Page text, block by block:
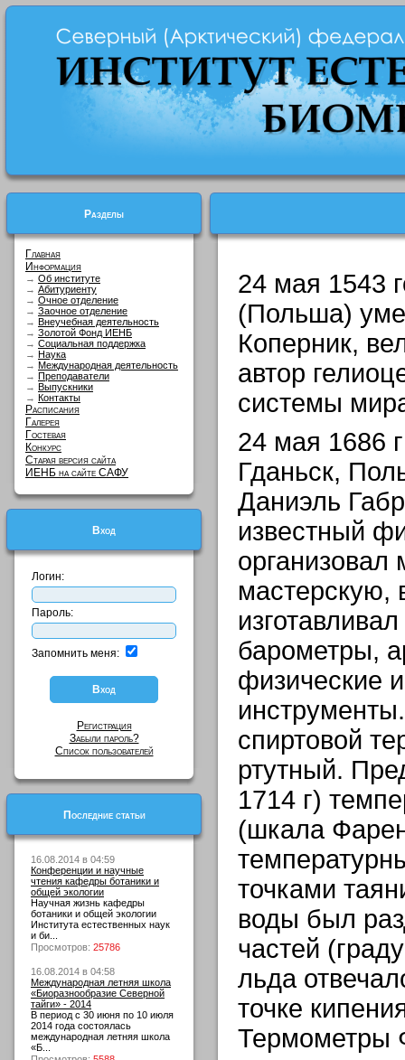
Разделы
Главная
Информация
→ Об институте
→ Абитуриенту
→ Очное отделение
→ Заочное отделение
→ Внеучебная деятельность
→ Золотой Фонд ИЕНБ
→ Социальная поддержка
→ Наука
→ Международная деятельность
→ Преподаватели
→ Выпускники
→ Контакты
Расписания
Галерея
Гостевая
Конкурс
Старая версия сайта
ИЕНБ на сайте САФУ
Вход
Логин:
Пароль:
Запомнить меня:
Регистрация
Забыли пароль?
Список пользователей
Последние статьи
16.08.2014 в 04:59
Конференции и научные
чтения кафедры ботаники и
общей экологии
Научная жизнь кафедры
ботаники и общей экологии
Института естественных наук
и би...
Просмотров: 25786
16.08.2014 в 04:58
Международная летняя школа
«Биоразнообразие Северной
тайги» - 2014
В период с 30 июня по 10 июля
2014 года состоялась
международная летняя школа
«Б...
24 мая 1543
(Польша)
Коперник,
автор
системы
24 мая 1686
Гданьск,
Даниэль
известный
организовал
мастерскую,
барометры,
физические
спиртовой
ртутный.
1714 г)
(шкала
точками
воды был
частей
льда
точке
Термометры